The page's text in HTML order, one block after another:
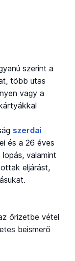
szerint a
több utas
vagy a
szerdai
és a 26 éves
valamint
eljárást,
őrizetbe vétel
beismerő